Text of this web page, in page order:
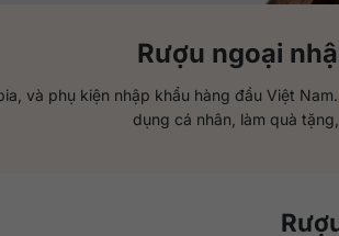
Rượu ngoại
và phụ kiện nhập khẩu hàng đầu Việt
dụng cá nhân, làm quà